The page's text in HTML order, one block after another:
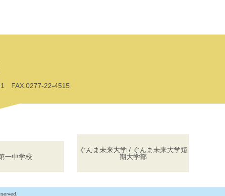
FAX.0277-22-4515
一中学校
ぐんま未来大学 / ぐんま未来大学短
期大学部